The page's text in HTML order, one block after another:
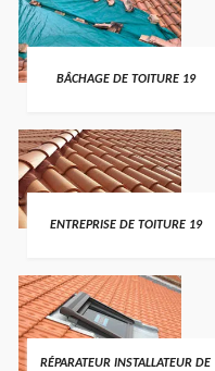
BÂCHAGE DE TOITURE 19
ENTREPRISE DE TOITURE 19
RÉPARATEUR INSTALLATEUR DE